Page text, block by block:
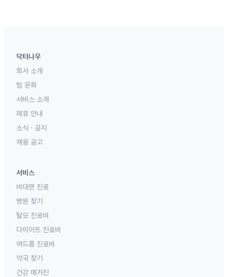
닥터나우
회사 소개
팀 문화
서비스 소개
제휴 안내
소식 · 공지
채용 공고
서비스
비대면 진료
병원 찾기
탈모 진료비
다이어트 진료비
여드름 진료비
약국 찾기
건강 매거진